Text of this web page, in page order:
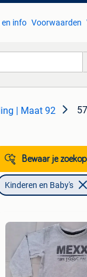
en info Voorwaarden
| Maat 92
Bewaar je
Kinderen en Baby's